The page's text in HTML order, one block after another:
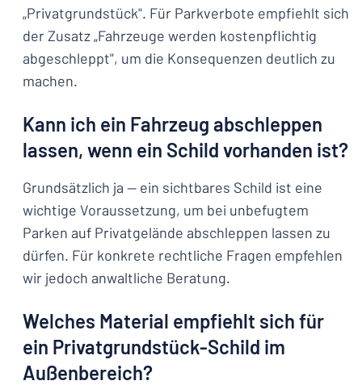
„Privatgrundstück". Für Parkverbote empfiehlt sich
der Zusatz „Fahrzeuge werden kostenpflichtig
abgeschleppt", um die Konsequenzen deutlich zu
machen.
Kann ich ein Fahrzeug abschleppen
lassen, wenn ein Schild vorhanden ist?
Grundsätzlich ja — ein sichtbares Schild ist eine
wichtige Voraussetzung, um bei unbefugtem
Parken auf Privatgelände abschleppen lassen zu
dürfen. Für konkrete rechtliche Fragen empfehlen
wir jedoch anwaltliche Beratung.
Welches Material empfiehlt sich für
ein Privatgrundstück-Schild im
Außenbereich?